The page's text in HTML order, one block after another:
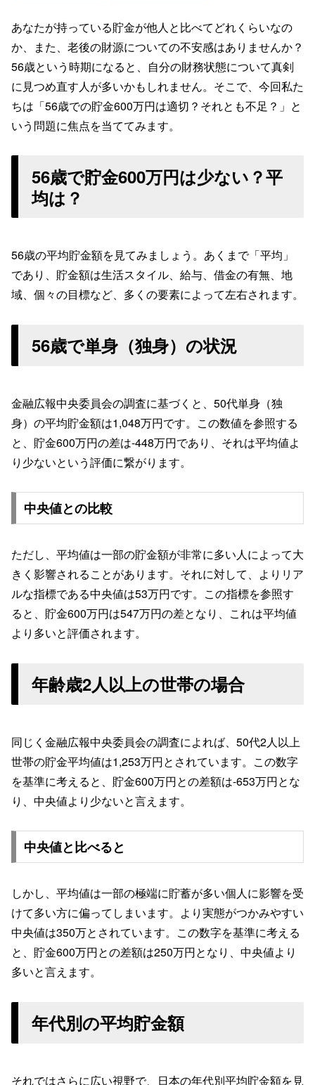
あなたが持っている貯金が他人と比べてどれくらいなの
か、また、老後の財源についての不安感はありませんか？
56歳という時期になると、自分の財務状態について真剣
に見つめ直す人が多いかもしれません。そこで、今回私た
ちは「56歳での貯金600万円は適切？それとも不足？」と
いう問題に焦点を当ててみます。
56歳で貯金600万円は少ない？平
均は？
56歳の平均貯金額を見てみましょう。あくまで「平均」
であり、貯金額は生活スタイル、給与、借金の有無、地
域、個々の目標など、多くの要素によって左右されます。
56歳で単身（独身）の状況
金融広報中央委員会の調査に基づくと、50代単身（独
身）の平均貯金額は1,048万円です。この数値を参照する
と、貯金600万円の差は-448万円であり、それは平均値よ
り少ないという評価に繋がります。
中央値との比較
ただし、平均値は一部の貯金額が非常に多い人によって大
きく影響されることがあります。それに対して、よりリア
ルな指標である中央値は53万円です。この指標を参照す
ると、貯金600万円は547万円の差となり、これは平均値
より多いと評価されます。
年齢歳2人以上の世帯の場合
同じく金融広報中央委員会の調査によれば、50代2人以上
世帯の貯金平均値は1,253万円とされています。この数字
を基準に考えると、貯金600万円との差額は-653万円とな
り、中央値より少ないと言えます。
中央値と比べると
しかし、平均値は一部の極端に貯蓄が多い個人に影響を受
けて多い方に偏ってしまいます。より実態がつかみやすい
中央値は350万とされています。この数字を基準に考える
と、貯金600万円との差額は250万円となり、中央値より
多いと言えます。
年代別の平均貯金額
それではさらに広い視野で、日本の年代別平均貯金額を見